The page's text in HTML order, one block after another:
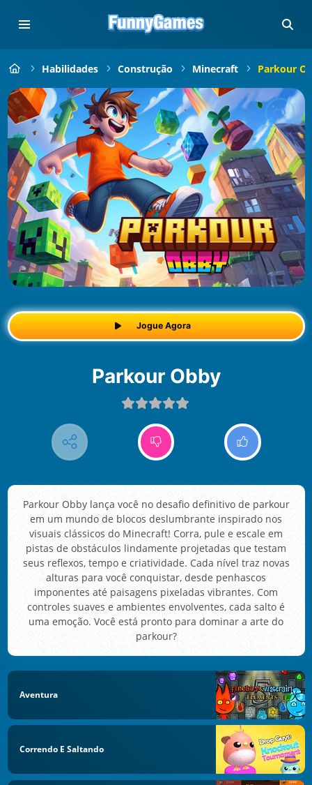
Habilidades Construção Minecraft Parkour
Jogue Agora
Parkour Obby
Parkour Obby lança você no desafio definitivo de parkour
em um mundo de blocos deslumbrante inspirado nos
visuais clássicos do Minecraft! Corra, pule e escale em
pistas de obstáculos lindamente projetadas que testam
seus reflexos, tempo e criatividade. Cada nível traz novas
alturas para você conquistar, desde penhascos
imponentes até paisagens pixeladas vibrantes. Com
controles suaves e ambientes envolventes, cada salto é
uma emoção. Você está pronto para dominar a arte do
parkour?
Aventura
Correndo E Saltando